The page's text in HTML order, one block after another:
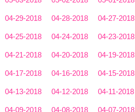
04-29-2018 04-28-2018 04-27-2018
04-25-2018 04-24-2018 04-23-2018
04-21-2018 04-20-2018 04-19-2018
04-17-2018 04-16-2018 04-15-2018
04-13-2018 04-12-2018 04-11-2018
04-09-2018 04-08-2018 04-07-2018